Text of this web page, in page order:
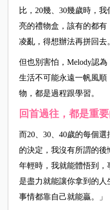
比，20幾、30幾歲時，
亮的禮物盒，該有的都
凌亂，得想辦法再拼回去
但也別害怕，Melody認為
生活不可能永遠一帆風
物，都是過程跟學習。
回首過往，都是重
而20、30、40歲的每個
的決定，我沒有所謂的
年輕時，我就能體悟到
是盡力就能讓你拿到的
事情都靠自己就能贏。」